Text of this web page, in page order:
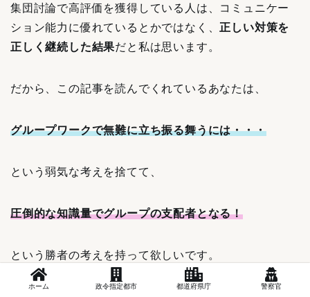
集団討論で高評価を獲得している人は、コミュニケー
ション能力に優れているとかではなく、 正しい対策を
正しく継続した結果だと私は思います。
だから、この記事を読んでくれているあなたは、
グループワークで無難に立ち振る舞うには・・・
という弱気な考えを捨てて、
圧倒的な知識量でグループの支配者となる！
という勝者の考えを持って欲しいです。
ホーム 政令指定都市 都道府県庁 警察官